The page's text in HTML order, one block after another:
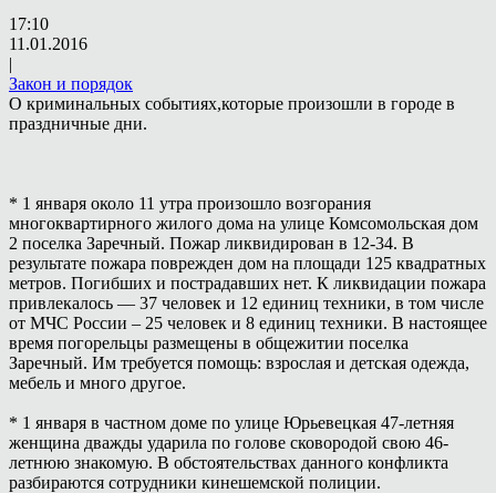
17:10
11.01.2016
|
Закон и порядок
О криминальных событиях,которые произошли в городе в
праздничные дни.
* 1 января около 11 утра произошло возгорания
многоквартирного жилого дома на улице Комсомольская дом
2 поселка Заречный. Пожар ликвидирован в 12-34. В
результате пожара поврежден дом на площади 125 квадратных
метров. Погибших и пострадавших нет. К ликвидации пожара
привлекалось — 37 человек и 12 единиц техники, в том числе
от МЧС России – 25 человек и 8 единиц техники. В настоящее
время погорельцы размещены в общежитии поселка
Заречный. Им требуется помощь: взрослая и детская одежда,
мебель и много другое.
* 1 января в частном доме по улице Юрьевецкая 47-летняя
женщина дважды ударила по голове сковородой свою 46-
летнюю знакомую. В обстоятельствах данного конфликта
разбираются сотрудники кинешемской полиции.